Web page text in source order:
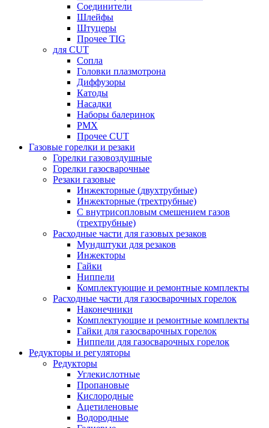
Соединители
Шлейфы
Штуцеры
Прочее TIG
для CUT
Сопла
Головки плазмотрона
Диффузоры
Катоды
Насадки
Наборы балеринок
PMX
Прочее CUT
Газовые горелки и резаки
Горелки газовоздушные
Горелки газосварочные
Резаки газовые
Инжекторные (двухтрубные)
Инжекторные (трехтрубные)
С внутрисопловым смешением газов
(трехтрубные)
Расходные части для газовых резаков
Мундштуки для резаков
Инжекторы
Гайки
Ниппели
Комплектующие и ремонтные комплекты
Расходные части для газосварочных горелок
Наконечники
Комплектующие и ремонтные комплекты
Гайки для газосварочных горелок
Ниппели для газосварочных горелок
Редукторы и регуляторы
Редукторы
Углекислотные
Пропановые
Кислородные
Ацетиленовые
Водородные